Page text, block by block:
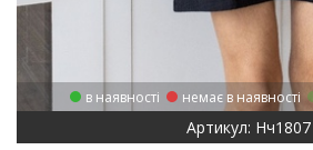
в наявності немає в наявності
Артикул: Нч1807